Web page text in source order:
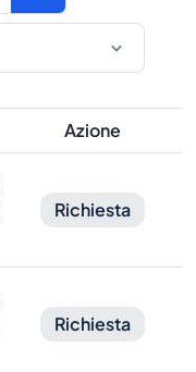
Azione
Richiesta
Richiesta